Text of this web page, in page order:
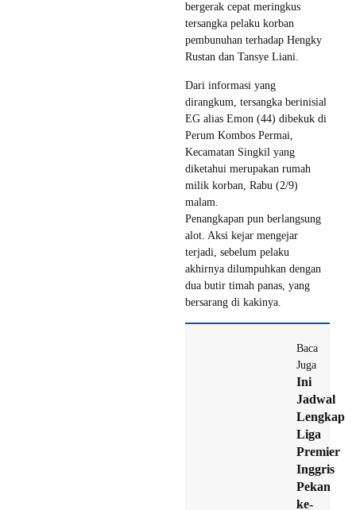
bergerak cepat meringkus
tersangka pelaku korban
pembunuhan terhadap Hengky
Rustan dan Tansye Liani.
Dari informasi yang
dirangkum, tersangka berinisial
EG alias Emon (44) dibekuk di
Perum Kombos Permai,
Kecamatan Singkil yang
diketahui merupakan rumah
milik korban, Rabu (2/9)
malam.
Penangkapan pun berlangsung
alot. Aksi kejar mengejar
terjadi, sebelum pelaku
akhirnya dilumpuhkan dengan
dua butir timah panas, yang
bersarang di kakinya.
Baca
Juga
Ini
Jadwal
Lengkap
Liga
Premier
Inggris
Pekan
ke-